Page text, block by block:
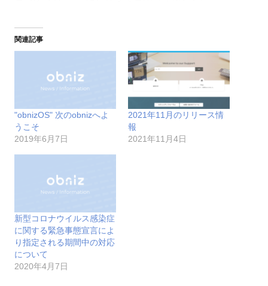
関連記事
"obnizOS" 次のobnizへよ
うこそ
2019年6月7日
2021年11月のリリース情
報
2021年11月4日
新型コロナウイルス感染症
に関する緊急事態宣言によ
り指定される期間中の対応
について
2020年4月7日